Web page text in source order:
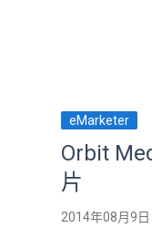
eMarketer
Orbit
片
2014年08月9日